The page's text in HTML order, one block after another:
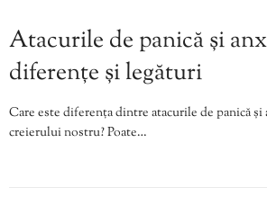
Atacurile de panică și
diferențe și legături
Care este diferența dintre atacurile de panică
creierului nostru? Poate…